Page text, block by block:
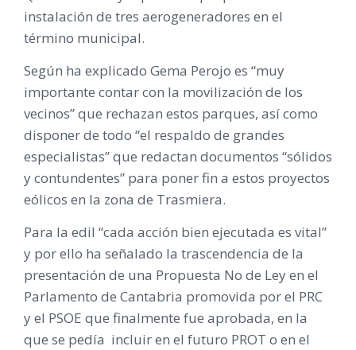
instalación de tres aerogeneradores en el
término municipal.
Según ha explicado Gema Perojo es “muy
importante contar con la movilización de los
vecinos” que rechazan estos parques, así como
disponer de todo “el respaldo de grandes
especialistas” que redactan documentos “sólidos
y contundentes” para poner fin a estos proyectos
eólicos en la zona de Trasmiera.
Para la edil “cada acción bien ejecutada es vital”
y por ello ha señalado la trascendencia de la
presentación de una Propuesta No de Ley en el
Parlamento de Cantabria promovida por el PRC
y el PSOE que finalmente fue aprobada, en la
que se pedía incluir en el futuro PROT o en el